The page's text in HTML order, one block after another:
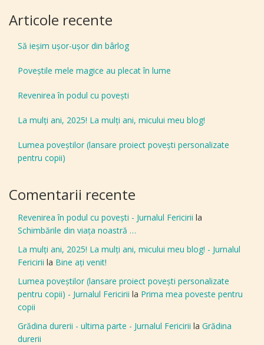
Articole recente
Să ieșim ușor-ușor din bârlog
Poveștile mele magice au plecat în lume
Revenirea în podul cu povești
La mulți ani, 2025! La mulți ani, micului meu blog!
Lumea poveștilor (lansare proiect povești personalizate
pentru copii)
Comentarii recente
Revenirea în podul cu povești - Jurnalul Fericirii la
Schimbările din viața noastră …
La mulți ani, 2025! La mulți ani, micului meu blog! - Jurnalul
Fericirii la Bine aţi venit!
Lumea poveștilor (lansare proiect povești personalizate
pentru copii) - Jurnalul Fericirii la Prima mea poveste pentru
copii
Grădina durerii - ultima parte - Jurnalul Fericirii la Grădina
durerii